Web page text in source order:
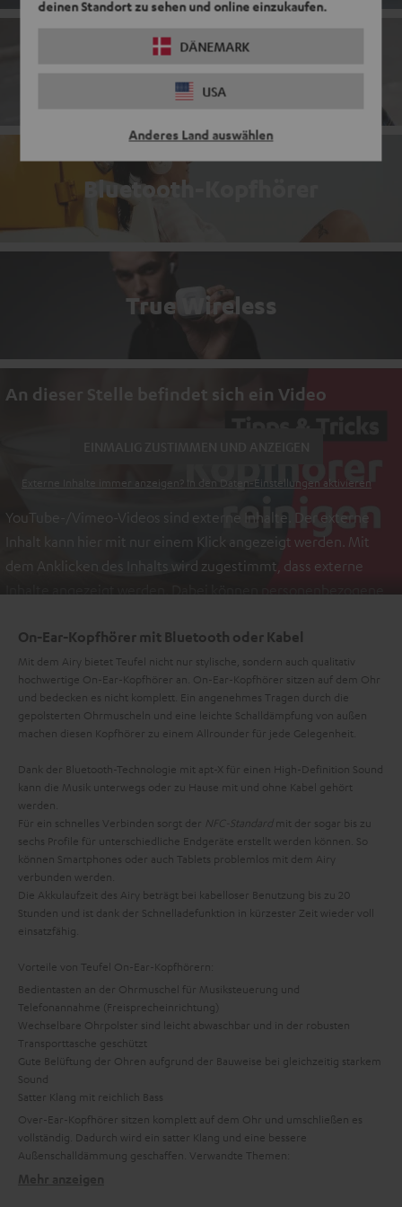
deinen Standort zu sehen und online einzukaufen.
DÄNEMARK
USA
Anderes Land auswählen
Bluetooth-Kopfhörer
True Wireless
An dieser Stelle befindet sich ein Video
Externe Inhalte immer anzeigen? In den Daten‑Einstellungen aktivieren
YouTube-/Vimeo-Videos sind externe Inhalte. Der externe
Inhalt kann hier mit nur einem Klick angezeigt werden. Mit
dem Anklicken des Inhalts wird zugestimmt, dass externe
Inhalte angezeigt werden. Dabei können personenbezogene
Informationen sind in der Datenschutzerklärung unter I zu
finden.
On-Ear-Kopfhörer mit Bluetooth oder Kabel
Mit dem Airy bietet Teufel nicht nur stylische, sondern auch qualitativ
hochwertige On-Ear-Kopfhörer an. On-Ear-Kopfhörer sitzen auf dem Ohr
und bedecken es nicht komplett. Ein angenehmes Tragen durch die
gepolsterten Ohrmuscheln und eine leichte Schalldämpfung von außen
machen diesen Kopfhörer zu einem Allrounder für jede Gelegenheit.
Dank der Bluetooth-Technologie mit apt-X für einen High-Definition Sound
kann die Musik unterwegs oder zu Hause mit und ohne Kabel gehört
werden.
Für ein schnelles Verbinden sorgt der NFC-Standard mit der sogar bis zu
sechs Profile für unterschiedliche Endgeräte erstellt werden können. So
können Smartphones oder auch Tablets problemlos mit dem Airy
verbunden werden.
Die Akkulaufzeit des Airy beträgt bei kabelloser Benutzung bis zu 20
Stunden und ist dank der Schnelladefunktion in kürzester Zeit wieder voll
einsatzfähig.
Vorteile von Teufel On-Ear-Kopfhörern:
Bedientasten an der Ohrmuschel für Musiksteuerung und
Telefonannahme (Freisprecheinrichtung)
Wechselbare Ohrpolster sind leicht abwaschbar und in der robusten
Transporttasche geschützt
Gute Belüftung der Ohren aufgrund der Bauweise bei gleichzeitig starkem
Sound
Satter Klang mit reichlich Bass
Over-Ear-Kopfhörer sitzen komplett auf dem Ohr und umschließen es
vollständig. Dadurch wird ein satter Klang und eine bessere
Außenschalldämmung geschaffen. Verwandte Themen: